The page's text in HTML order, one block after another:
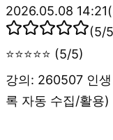
2026.05.08 14:21
(5/
⭐⭐⭐⭐⭐ (5/5)
강의: 260507 인생
록 자동 수집/활용)